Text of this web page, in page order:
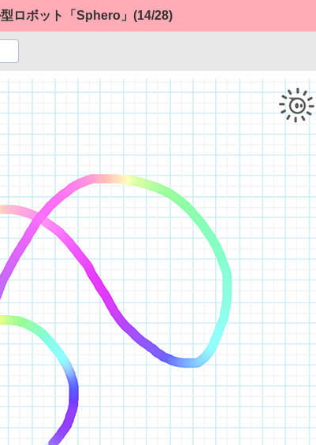
ロボット「Sphero」 (14/28)